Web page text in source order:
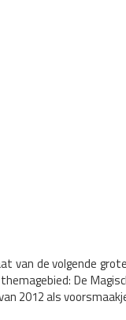
van de volgende
De
2012 als